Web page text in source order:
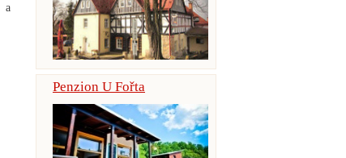
Penzion U Fořta
a